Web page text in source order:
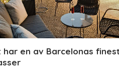
har en av Barcelonas